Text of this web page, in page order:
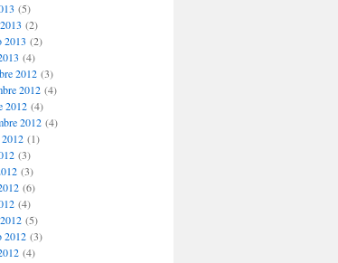
(5)
(2)
2013 (2)
(4)
2012(3)
2012(4)
2012(4)
2012(4)
(1)
(3)
(3)
(6)
(4)
(5)
2012(3)
(4)